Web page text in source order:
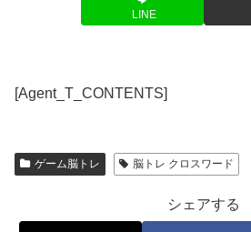
LINE
[Agent_T_CONTENTS]
ゲーム脳トレ 脳トレ クロスワード
シェアする